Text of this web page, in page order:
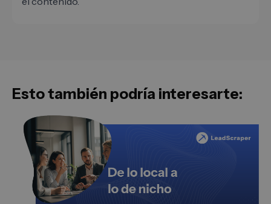
Esto también podría interesarte: